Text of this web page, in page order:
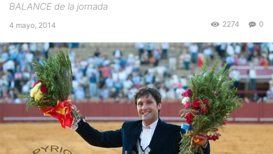
BALANCE de la jornada
4 mayo, 2014 0
2274